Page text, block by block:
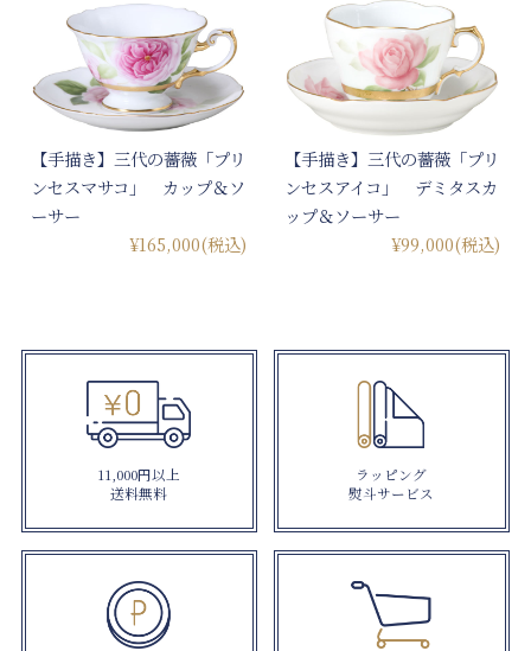
【手描き】三代の薔薇「プリ
ンセスマサコ」 カップ＆ソ
ーサー
¥165,000(税込)
【手描き】三代の薔薇「プリ
ンセスアイコ」 デミタスカ
ップ＆ソーサー
¥99,000(税込)
11,000円以上
送料無料
ラッピング
熨斗サービス